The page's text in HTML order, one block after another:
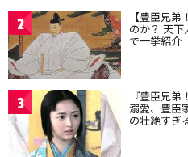
2 【豊臣兄
のか？ 天
で一挙紹介
3 『豊臣兄
溺愛、豊臣
の壮絶すぎ